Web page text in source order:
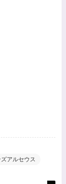
アルセウス